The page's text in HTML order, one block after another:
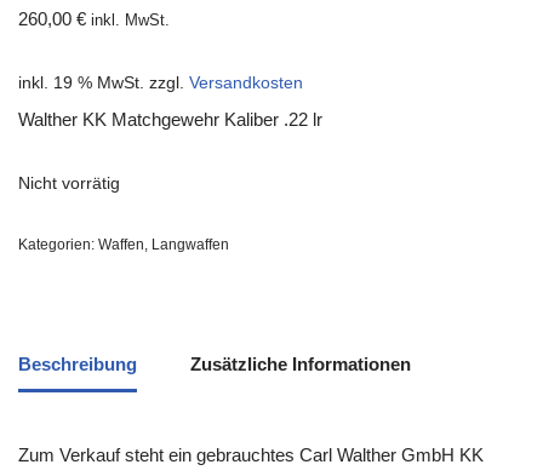
260,00 € inkl. MwSt.
inkl. 19 % MwSt. zzgl. Versandkosten
Walther KK Matchgewehr Kaliber .22 lr
Nicht vorrätig
Kategorien: Waffen Langwaffen
Beschreibung Zusätzliche Informationen
Zum Verkauf steht ein gebrauchtes Carl Walther GmbH KK